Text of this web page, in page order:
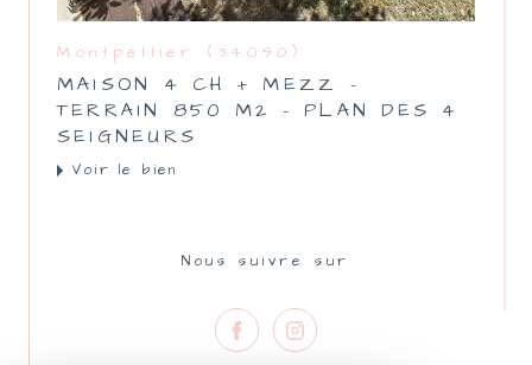
Montpellier (34090)
MAISON 4 CH + MEZZ -
TERRAIN 850 M2 - PLAN DES 4
SEIGNEURS
Voir le bien
Nous suivre sur